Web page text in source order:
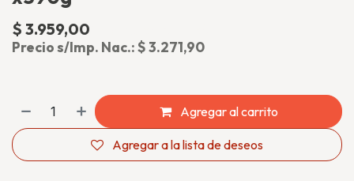
$ 3.959,00
Precio s/Imp. Nac.:$3.271,90
Agregar al carrito
Agregar a la lista de deseos